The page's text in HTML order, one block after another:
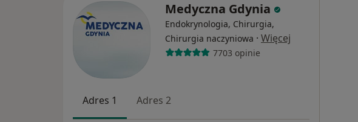
Medyczna Gdynia
Endokrynologia, Chirurgia,
Chirurgia naczyniowa · Więcej
7703 opinie
Adres 1 Adres 2